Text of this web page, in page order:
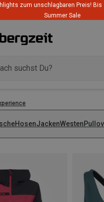
zum unschlagbaren Preis! Bis
Summer Sale
HosenJackenWesten